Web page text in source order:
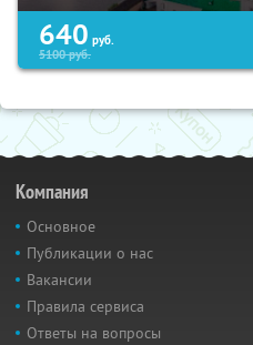
640 руб.
5100руб.
Компания
Основное
Публикации о нас
Вакансии
Правила сервиса
Ответы на вопросы